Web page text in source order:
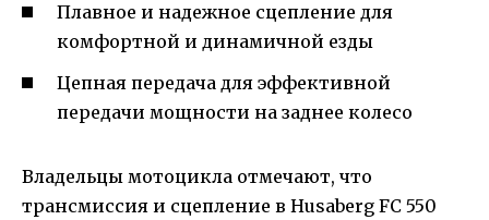
Плавное и надежное сцепление для
комфортной и динамичной езды
Цепная передача для эффективной
передачи мощности на заднее колесо
Владельцы мотоцикла отмечают, что
трансмиссия и сцепление в Husaberg FC 550